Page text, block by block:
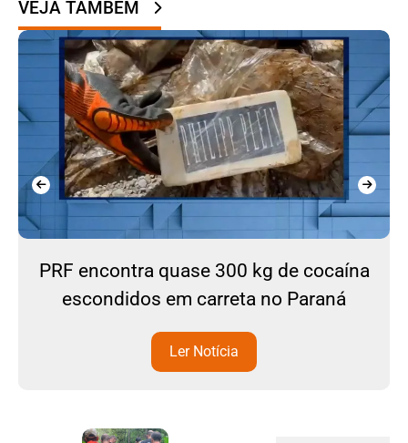
VEJA TAMBÉM
PRF encontra quase 300 kg de cocaína
escondidos em carreta no Paraná
Ler Notícia